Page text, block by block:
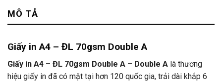
MÔ TẢ
Giấy in A4 – ĐL 70gsm Double A
Giấy in A4 – ĐL 70gsm Double A – Double A là thương
hiệu giấy in đã có mặt tại hơn 120 quốc gia, trải dài khắp 6